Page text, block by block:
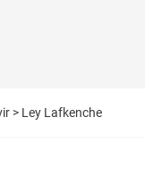
> Ley Lafkenche